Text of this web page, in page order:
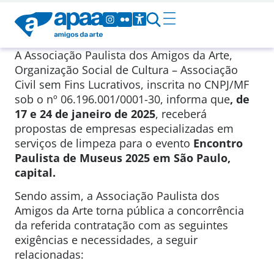
A Associação Paulista dos Amigos da Arte,
Organização Social de Cultura – Associação
Civil sem Fins Lucrativos, inscrita no CNPJ/MF
sob o nº 06.196.001/0001-30, informa que, de
17 e 24 de janeiro de 2025, receberá
propostas de empresas especializadas em
serviços de limpeza para o evento Encontro
Paulista de Museus 2025 em São Paulo,
capital.
Sendo assim, a Associação Paulista dos
Amigos da Arte torna pública a concorrência
da referida contratação com as seguintes
exigências e necessidades, a seguir
relacionadas: